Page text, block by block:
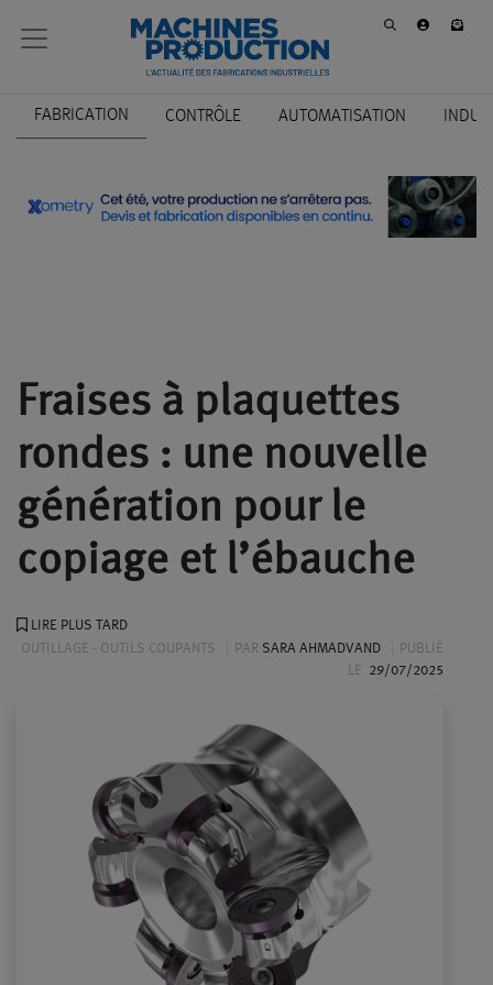
FABRICATION CONTRÔLE AUTOMATISATION
Fraises à plaquettes
rondes : une nouvelle
génération pour le
copiage et l’ébauche
LIRE PLUS TARD
OUTILLAGE - OUTILS COUPANTS
PAR SARA AHMADVAND
PUBLIÉ
LE
29/07/2025